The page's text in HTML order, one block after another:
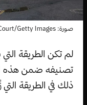
صورة: Carl Court/Getty Images
لم تكن الطريقة التي
تصنيفه ضمن هذه
ذلك في الطريقة